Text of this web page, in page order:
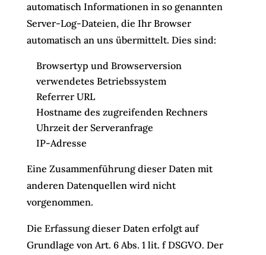
automatisch Informationen in so genannten
Server-Log-Dateien, die Ihr Browser
automatisch an uns übermittelt. Dies sind:
Browsertyp und Browserversion
verwendetes Betriebssystem
Referrer URL
Hostname des zugreifenden Rechners
Uhrzeit der Serveranfrage
IP-Adresse
Eine Zusammenführung dieser Daten mit
anderen Datenquellen wird nicht
vorgenommen.
Die Erfassung dieser Daten erfolgt auf
Grundlage von Art. 6 Abs. 1 lit. f DSGVO. Der